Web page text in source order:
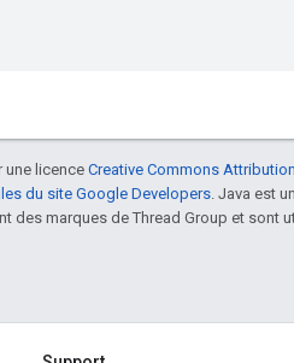
une licenceCreative Commons
du site Google Developers. Java est
des marques de Thread Group et sont